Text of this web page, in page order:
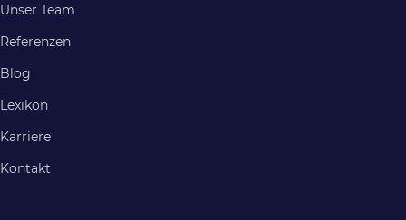
Unser Team
Referenzen
Blog
Lexikon
Karriere
Kontakt